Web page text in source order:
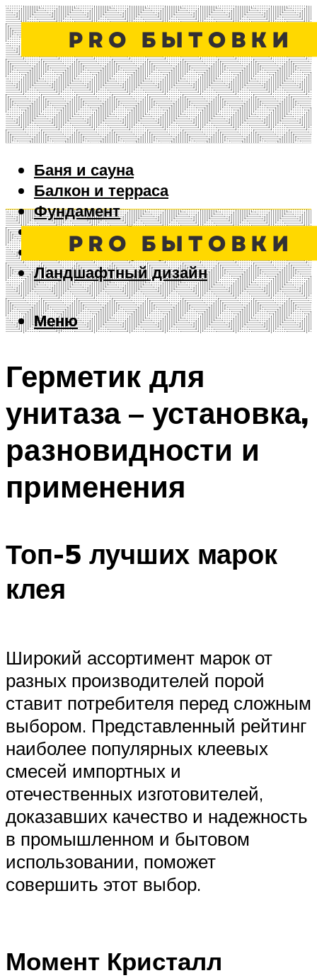
Баня и сауна
Балкон и терраса
Фундамент
Ворота и забор
Дизайн интерьера
Ландшафтный дизайн
Меню
Меню
Герметик для
унитаза – установка,
разновидности и
применения
Топ-5 лучших марок
клея
Широкий ассортимент марок от
разных производителей порой
ставит потребителя перед сложным
выбором. Представленный рейтинг
наиболее популярных клеевых
смесей импортных и
отечественных изготовителей,
доказавших качество и надежность
в промышленном и бытовом
использовании, поможет
совершить этот выбор.
Момент Кристалл